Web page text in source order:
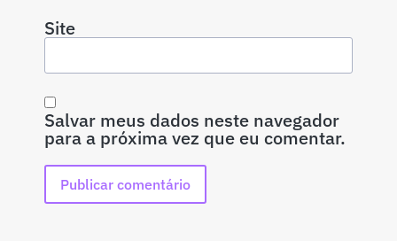
Site
Salvar meus dados neste navegador
para a próxima vez que eu comentar.